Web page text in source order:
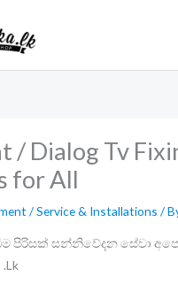
/ Dialog Tv
for All
/Service & Installations /
පිරිසක් සන්නිවේදන සේවා